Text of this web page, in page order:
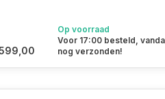
Op voorraad
Voor 17:00 besteld,
nog verzonden!